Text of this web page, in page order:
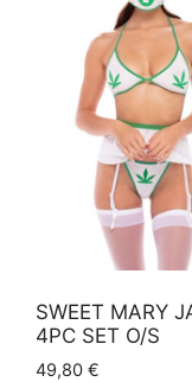
SWEET MARY
4PC SET O/S
49,80 €